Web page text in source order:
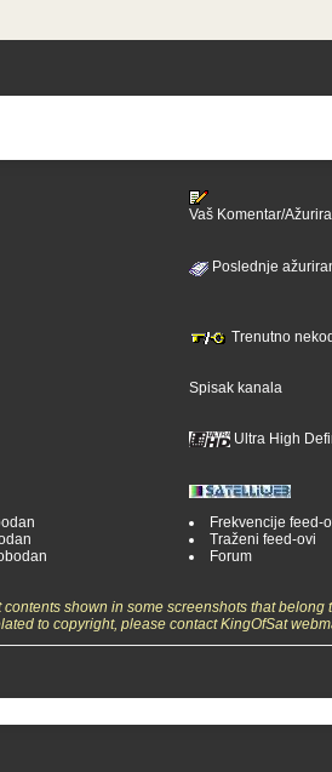
Vaš Komentar/
Poslednje
Trenutno
Spisak kanala
Ultra High
Frekvencije feed-
Traženi feed-ovi
Forum
shown in some screenshots that
to copyright, please contact KingOfSat